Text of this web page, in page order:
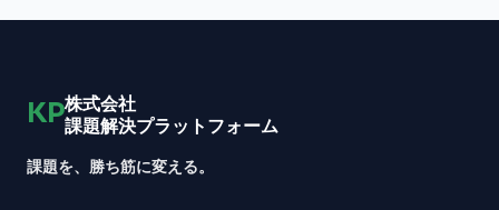
KP株式会社
課題解決プラットフォーム
課題を、勝ち筋に変える。